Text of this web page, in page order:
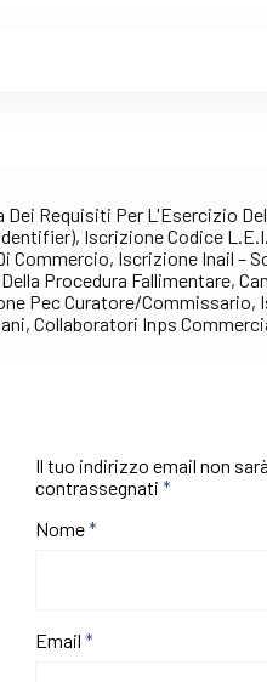
Dei Requisiti Per L'Esercizio
Iscrizione Codice
Commercio, Iscrizione Inail –
Procedura Fallimentare,
Pec Curatore/Commissario,
Collaboratori Inps
Il tuo indirizzo email non
contrassegnati*
Nome*
Email*